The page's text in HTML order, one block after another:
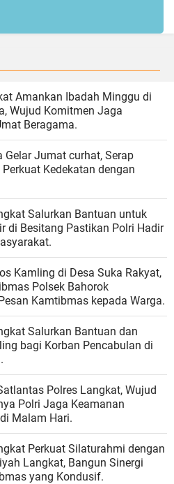
Amankan Ibadah Minggu di
Wujud Komitmen Jaga
Beragama.
Gelar Jumat curhat, Serap
Kedekatan dengan
Salurkan Bantuan untuk
di Besitang Pastikan Polri Hadir
Kamling di Desa Suka Rakyat,
Polsek Bahorok
Kamtibmas kepada Warga.
Salurkan Bantuan dan
bagi Korban Pencabulan di
Polres Langkat, Wujud
Polri Jaga Keamanan
Malam Hari.
Perkuat Silaturahmi dengan
Langkat, Bangun Sinergi
yang Kondusif.